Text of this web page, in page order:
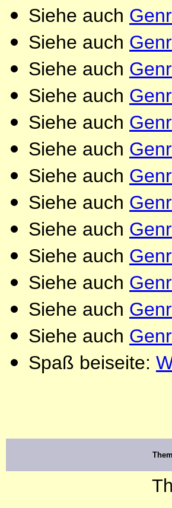
Siehe auch
Siehe auch
Siehe auch
Siehe auch
Siehe auch
Siehe auch
Siehe auch
Siehe auch
Siehe auch
Siehe auch
Siehe auch
Siehe auch
Siehe auch
Spaß beiseite: